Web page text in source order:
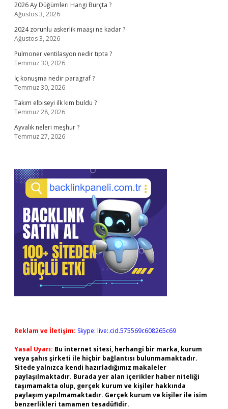
2026 Ay Düğümleri Hangi Burçta ?
Ağustos 3, 2026
2024 zorunlu askerlik maaşı ne kadar ?
Ağustos 3, 2026
Pulmoner ventilasyon nedir tıpta ?
Temmuz 30, 2026
İç konuşma nedir paragraf ?
Temmuz 30, 2026
Takım elbiseyi ilk kim buldu ?
Temmuz 28, 2026
Ayvalık neleri meşhur ?
Temmuz 27, 2026
Reklam ve İletişim: Skype: live:.cid.575569c608265c69
Yasal Uyarı: Bu internet sitesi, herhangi bir marka, kurum
veya şahıs şirketi ile hiçbir bağlantısı bulunmamaktadır.
Sitede yalnızca kendi hazırladığımız makaleler
paylaşılmaktadır. Burada yer alan içerikler haber niteliği
taşımamakta olup, gerçek kurum ve kişiler hakkında
paylaşım yapılmamaktadır. Gerçek kurum ve kişiler ile isim
benzerlikleri tamamen tesadüfidir.